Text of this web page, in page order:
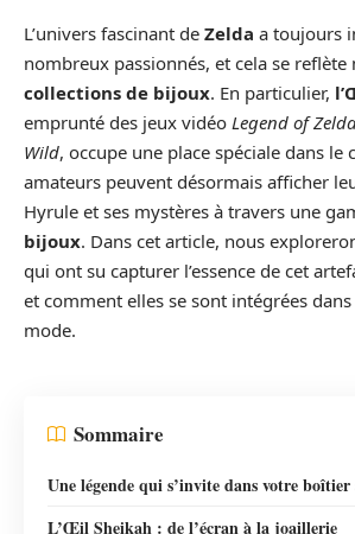
L’univers fascinant de Zelda a toujours
nombreux passionnés, et cela se reflète
collections de bijoux. En particulier,
emprunté des jeux vidéo Legend of
Wild, occupe une place spéciale dans le
amateurs peuvent désormais afficher
Hyrule et ses mystères à travers une
bijoux. Dans cet article, nous
qui ont su capturer l’essence de cet
et comment elles se sont intégrées
mode.
Sommaire
Une légende qui s’invite dans votre
L’Œil Sheikah : de l’écran à la joaillerie